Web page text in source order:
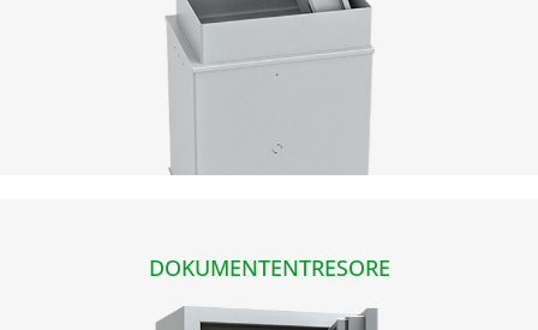
DOKUMENTENTRESORE